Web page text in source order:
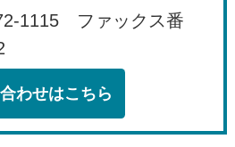
1115 ファックス番
わせはこちら